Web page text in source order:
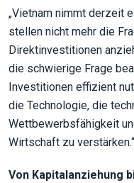
„Vietnam nimmt derzeit
stellen nicht mehr die
Direktinvestitionen
die schwierige Frage
Investitionen effizient
die Technologie, die
Wettbewerbsfähigkeit
Wirtschaft zu verstärken.“
Von Kapitalanziehung